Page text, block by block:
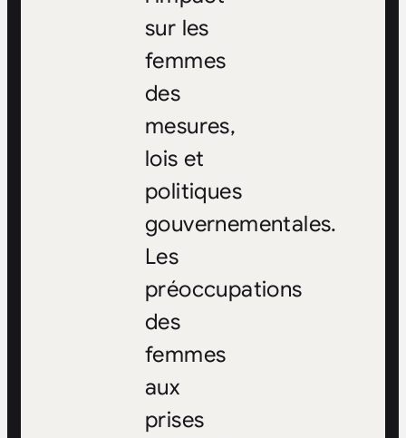
sur les
femmes
des
mesures,
lois et
politiques
gouvernementales.
Les
préoccupations
des
femmes
aux
prises